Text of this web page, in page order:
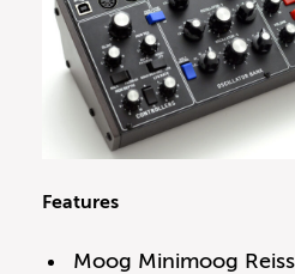
Features
Moog Minimoog